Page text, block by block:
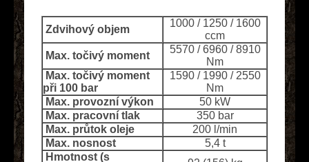
Zdvihový objem
1000 / 1250 / 1600
ccm
Max. točivý moment
5570 / 6960 / 8910
Nm
Max. točivý moment
při 100 bar
1590 / 1990 / 2550
Nm
Max. provozní výkon
50 kW
Max. pracovní tlak
350 bar
Max. průtok oleje
200 l/min
Max. nosnost
5,4 t
Hmotnost (s